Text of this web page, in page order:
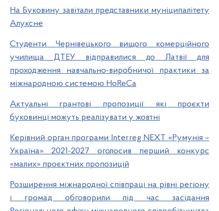
На Буковину завітали представники муніципалітету
Алуксне
Студенти Чернівецького вищого комерційного
училища ДТЕУ відправилися до Латвії для
проходження навчально-виробничої практики за
міжнародною системою HoReCa
Актуальні грантові пропозиції: які проєкти
буковинці можуть реалізувати у жовтні
Керівний орган програми Interreg NEXT «Румунія –
Україна» 2021-2027 оголосив перший конкурс
«малих» проєктних пропозицій
Розширення міжнародної співпраці на рівні регіону
і громад обговорили під час засідання